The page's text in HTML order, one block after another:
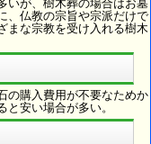
いが、樹木葬の場合はお墓
、仏教の宗旨や宗派だけで
まな宗教を受け入れる樹木
の購入費用が不要なためか
安い場合が多い。